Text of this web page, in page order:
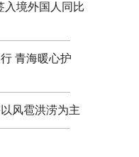
入境外国人同比
青海暖心护
风雹洪涝为主